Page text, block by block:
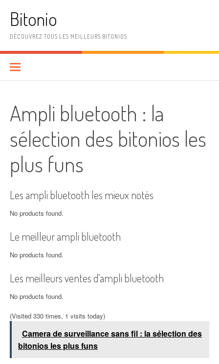
contenuBitonio
DÉCOUVREZ TOUS LES MEILLEURS BITONIOS
Ampli bluetooth : la
sélection des bitonios les
plus funs
Les ampli bluetooth les mieux notés
No products found.
Le meilleur ampli bluetooth
No products found.
Les meilleurs ventes d’ampli bluetooth
No products found.
(Visited 330 times, 1 visits today)
Camera de surveillance sans fil : la sélection des
bitonios les plus funs